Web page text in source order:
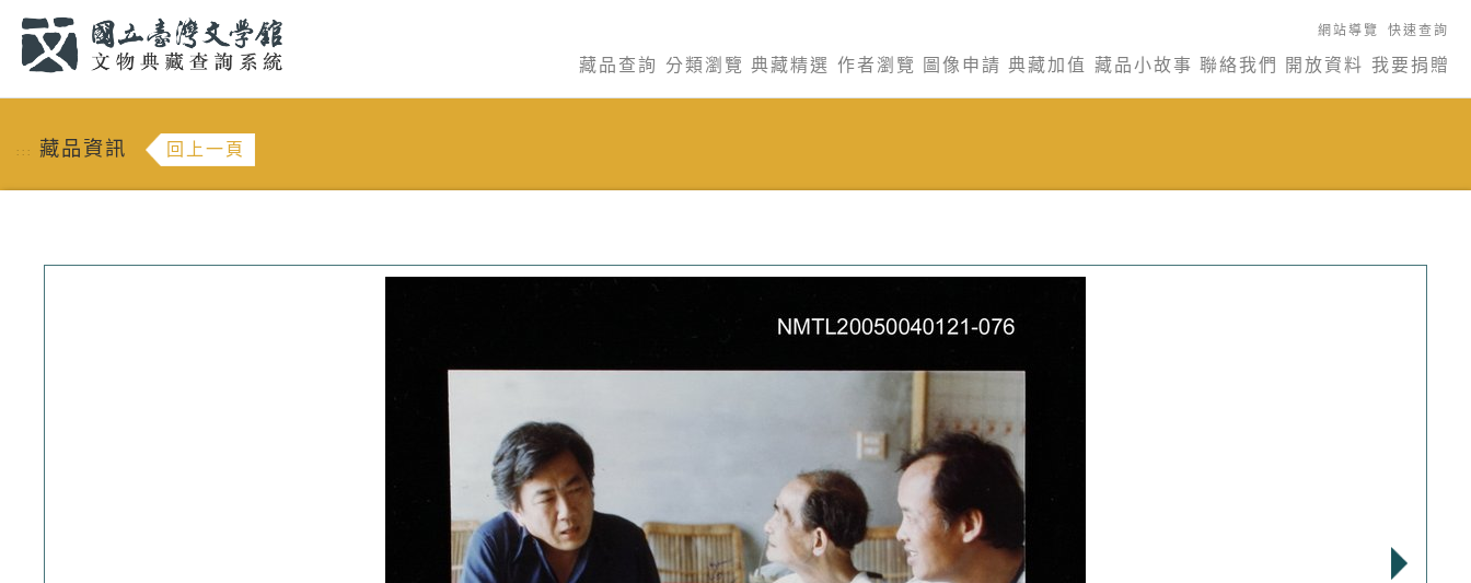
網站導覽 快速查詢
藏品查詢 分類瀏覽 典藏精選 作者瀏覽 圖像申請 典藏加值 藏品小故事 聯絡我們 開放資料 我要捐贈
::: 藏品資訊 回上一頁